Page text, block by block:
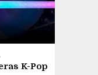
K-Pop